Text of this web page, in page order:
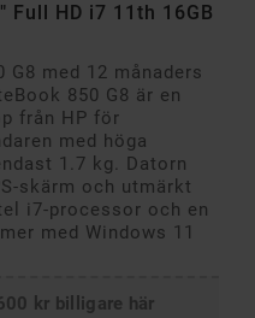
Full HD i7 11th 16GB
G8 med 12 månaders
850 G8 är en
från HP för
med höga
1.7 kg. Datorn
skärm och utmärkt
i7-processor och en
med Windows 11
kr billigare här